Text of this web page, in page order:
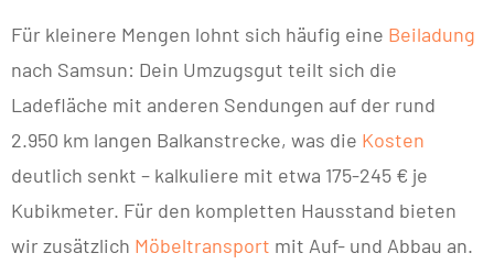
Für kleinere Mengen lohnt sich häufig eine Beiladung
nach Samsun: Dein Umzugsgut teilt sich die
Ladefläche mit anderen Sendungen auf der rund
2.950 km langen Balkanstrecke, was die Kosten
deutlich senkt – kalkuliere mit etwa 175-245 € je
Kubikmeter. Für den kompletten Hausstand bieten
wir zusätzlich Möbeltransport mit Auf- und Abbau an.